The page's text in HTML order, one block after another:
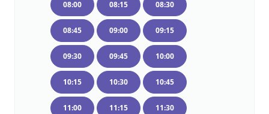
08:00 08:15 08:30
08:45 09:00 09:15
09:30 09:45 10:00
10:15 10:30 10:45
11:00 11:15 11:30